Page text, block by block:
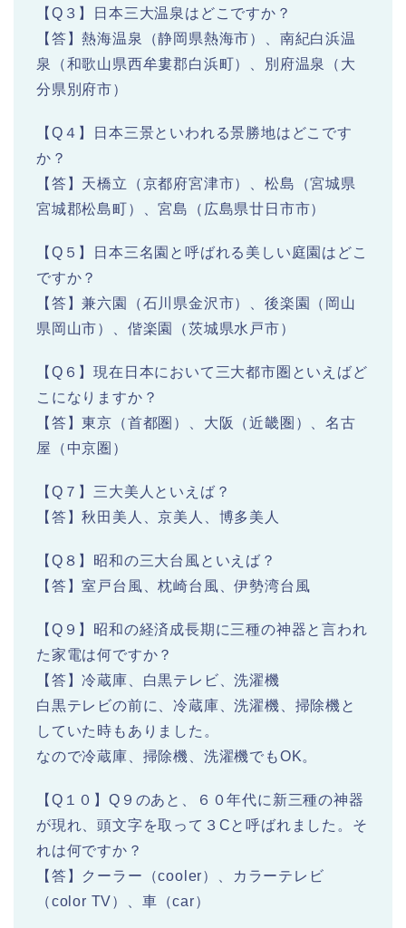
【Q３】日本三大温泉はどこですか？
【答】熱海温泉（静岡県熱海市）、南紀白浜温
泉（和歌山県西牟婁郡白浜町）、別府温泉（大
分県別府市）
【Q４】日本三景といわれる景勝地はどこです
か？
【答】天橋立（京都府宮津市）、松島（宮城県
宮城郡松島町）、宮島（広島県廿日市市）
【Q５】日本三名園と呼ばれる美しい庭園はどこ
ですか？
【答】兼六園（石川県金沢市）、後楽園（岡山
県岡山市）、偕楽園（茨城県水戸市）
【Q６】現在日本において三大都市圏といえばど
こになりますか？
【答】東京（首都圏）、大阪（近畿圏）、名古
屋（中京圏）
【Q７】三大美人といえば？
【答】秋田美人、京美人、博多美人
【Q８】昭和の三大台風といえば？
【答】室戸台風、枕崎台風、伊勢湾台風
【Q９】昭和の経済成長期に三種の神器と言われ
た家電は何ですか？
【答】冷蔵庫、白黒テレビ、洗濯機
白黒テレビの前に、冷蔵庫、洗濯機、掃除機と
していた時もありました。
なので冷蔵庫、掃除機、洗濯機でもOK。
【Q１０】Q９のあと、６０年代に新三種の神器
が現れ、頭文字を取って３Cと呼ばれました。そ
れは何ですか？
【答】クーラー（cooler）、カラーテレビ
（color TV）、車（car）